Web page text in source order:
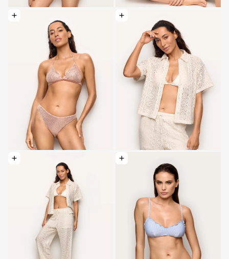
Elegir opciones: Ba ñador tanga - Shiny GlamElegir opciones: Camisa - Crochet
Elegir opciones: Pantalón largo - CrochetElegir opciones: Traje de baño tipo